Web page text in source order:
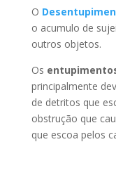
O
o acumulo de
outros objetos.
Os
principalmente
de detritos que
obstrução que
que escoa pelos